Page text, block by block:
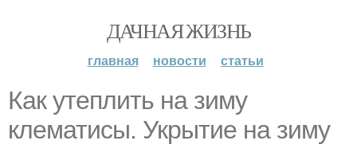
ДАЧНАЯ ЖИЗНЬ
главная новости статьи
Как утеплить на зиму
клематисы. Укрытие на зиму